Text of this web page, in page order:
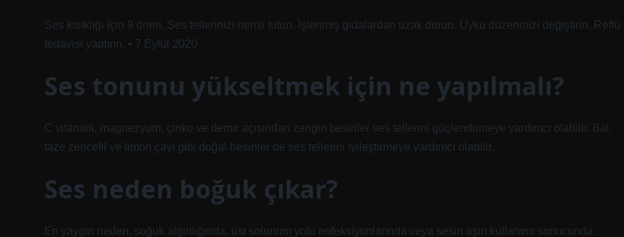
Ses kısıklığı için 9 öneri. Ses tellerinizi nemli tutun. İşlenmiş gıdalardan uzak durun. Uyku düzeninizi değiştirin. Reflü
tedavisi yaptırın. • 7 Eylül 2020
Ses tonunu yükseltmek için ne yapılmalı?
C vitamini, magnezyum, çinko ve demir açısından zengin besinler ses tellerini güçlendirmeye yardımcı olabilir. Bal,
taze zencefil ve limon çayı gibi doğal besinler de ses tellerini iyileştirmeye yardımcı olabilir.
Ses neden boğuk çıkar?
En yaygın neden, soğuk algınlığında, üst solunum yolu enfeksiyonlarında veya sesin aşırı kullanımı sonucunda